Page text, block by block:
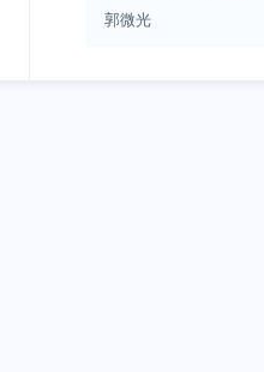
郭微光